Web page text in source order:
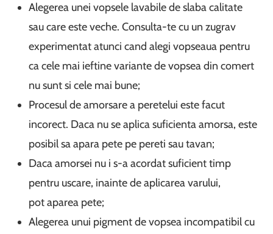
Alegerea unei vopsele lavabile de slaba calitate
sau care este veche. Consulta-te cu un zugrav
experimentat atunci cand alegi vopseaua pentru
ca cele mai ieftine variante de vopsea din comert
nu sunt si cele mai bune;
Procesul de amorsare a peretelui este facut
incorect. Daca nu se aplica suficienta amorsa, este
posibil sa apara pete pe pereti sau tavan;
Daca amorsei nu i s-a acordat suficient timp
pentru uscare, inainte de aplicarea varului,
pot aparea pete;
Alegerea unui pigment de vopsea incompatibil cu